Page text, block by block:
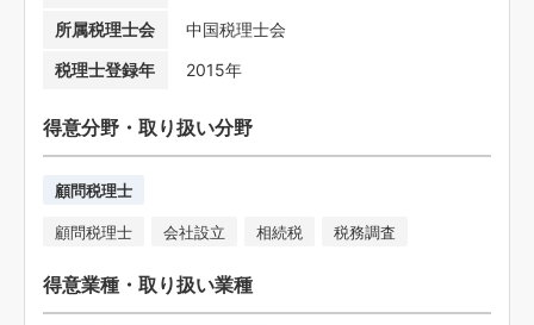
所属税理士会
中国税理士会
税理士登録年
2015年
得意分野・取り扱い分野
顧問税理士
顧問税理士 会社設立 相続税 税務調査
得意業種・取り扱い業種